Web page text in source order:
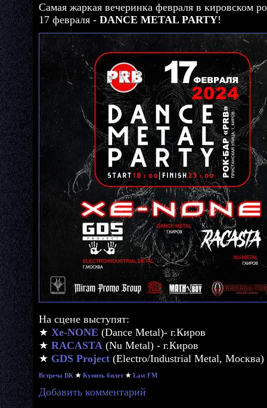
Самая жаркая вечеринка февраля в кировском
17 февраля - DANCE METAL PARTY!
На сцене выступят:
★ Xe-NONE (Dance Metal)- г.Киров
★ RACASTA (Nu Metal) - г.Киров
★ GDS Project (Electro/Industrial Metal, Москва)
Встреча ВК ★ Купить билет★ Last FM
Добавить комментарий